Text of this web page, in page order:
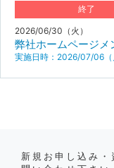
終了
2026/06/30（火）
弊社ホームページ
実施日時：2026/07/06
新規お申し込み